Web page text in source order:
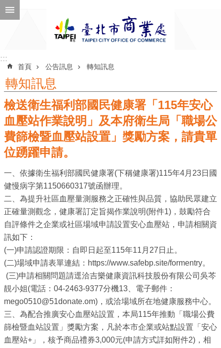
跳到主要內容區塊
公
告
訊
息
關
介
紹
業
務
資
訊
線
務
公
::::::
首頁 公告訊息 轉知訊息
轉知訊息
檢送衛生福利部國民健康署「115年安心
血壓站作業說明」及本府衛生局「職場公
費篩檢暨血壓站設置」獎勵方案，請貴單
位踴躍申請。
一、依據衛生福利部國民健康署(下稱健康署)115年4月23日國
健慢病字第1150660317號函辦理。
二、為提升社區血壓量測服務之正確性與品質，協助民眾建立
正確量測觀念，健康署訂定旨揭作業說明(附件1)，鼓勵符合
自評條件之企業或社區場域申請設置安心血壓站，申請相關資
訊如下：
(一)申請認證期限：自即日起至115年11月27日止。
(二)場域申請表單連結：https://www.safebp.site/formentry。
(三)申請相關問題請逕洽吉樂健康資訊科技股份有限公司吳芩
靚小姐(電話：04-2463-9377分機13、電子郵件：
mego0510@51donate.om)，或洽場域所在地健康服務中心。
三、為配合推廣安心血壓站設置，本局115年推動「職場公費
篩檢暨血站設置」獎勵方案，凡於本市企業或站點設置「安心
血壓站+」，核予商品禮券3,000元(申請方式詳如附件2)，相